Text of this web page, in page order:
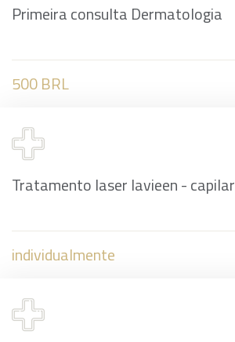
Primeira consulta Dermatologia
500 BRL
Tratamento laser lavieen - capilar
individualmente